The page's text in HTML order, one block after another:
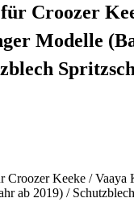
Croozer
Modelle
Croozer Keeke / Vaaya
ab 2019) /